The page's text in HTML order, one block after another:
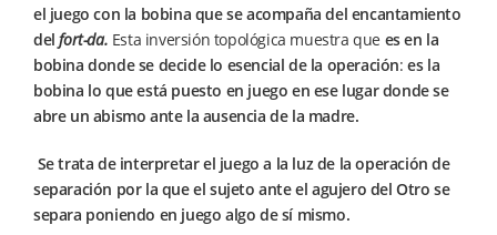
el juego con la bobina que se acompaña del encantamiento
delfort-da. Esta inversión topológica muestra que es en la
bobina donde se decide lo esencial de la operación:es la
bobina lo que está puesto en juego en ese lugar donde se
abre un abismo ante la ausencia de la madre.
Se trata de interpretar el juego a la luz de la operación de
separación por la que el sujeto ante el agujero del Otro se
separa poniendo en juego algo de sí mismo.